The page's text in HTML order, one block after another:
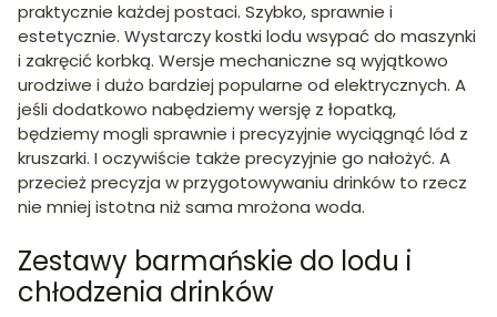
praktycznie każdej postaci. Szybko, sprawnie i
estetycznie. Wystarczy kostki lodu wsypać do maszynki
i zakręcić korbką. Wersje mechaniczne są wyjątkowo
urodziwe i dużo bardziej popularne od elektrycznych. A
jeśli dodatkowo nabędziemy wersję z łopatką,
będziemy mogli sprawnie i precyzyjnie wyciągnąć lód z
kruszarki. I oczywiście także precyzyjnie go nałożyć. A
przecież precyzja w przygotowywaniu drinków to rzecz
nie mniej istotna niż sama mrożona woda.
Zestawy barmańskie do lodu i
chłodzenia drinków